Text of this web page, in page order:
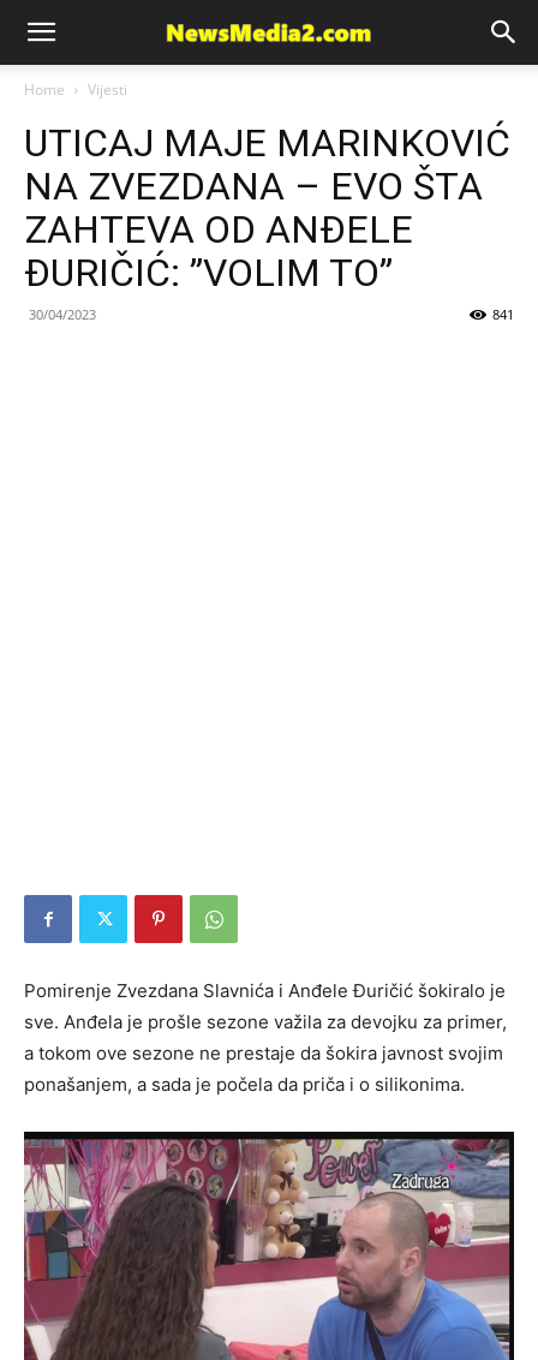
News
Home Vijesti
UTICAJ MAJE MARINKOVIĆ
NA ZVEZDANA – EVO ŠTA
ZAHTEVA OD ANĐELE
ĐURIČIĆ: ”VOLIM TO”
30/04/2023 841
Pomirenje Zvezdana Slavnića i Anđele Đuričić šokiralo je
sve. Anđela je prošle sezone važila za devojku za primer,
a tokom ove sezone ne prestaje da šokira javnost svojim
ponašanjem, a sada je počela da priča i o silikonima.